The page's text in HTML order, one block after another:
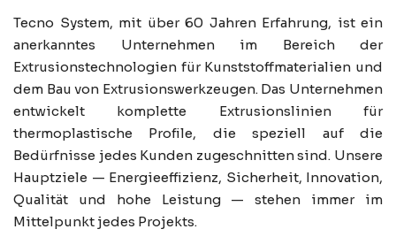
Tecno System, mit über 60 Jahren Erfahrung, ist ein
anerkanntes Unternehmen im Bereich der
Extrusionstechnologien für Kunststoffmaterialien und
dem Bau von Extrusionswerkzeugen. Das Unternehmen
entwickelt komplette Extrusionslinien für
thermoplastische Profile, die speziell auf die
Bedürfnisse jedes Kunden zugeschnitten sind. Unsere
Hauptziele — Energieeffizienz, Sicherheit, Innovation,
Qualität und hohe Leistung — stehen immer im
Mittelpunkt jedes Projekts.